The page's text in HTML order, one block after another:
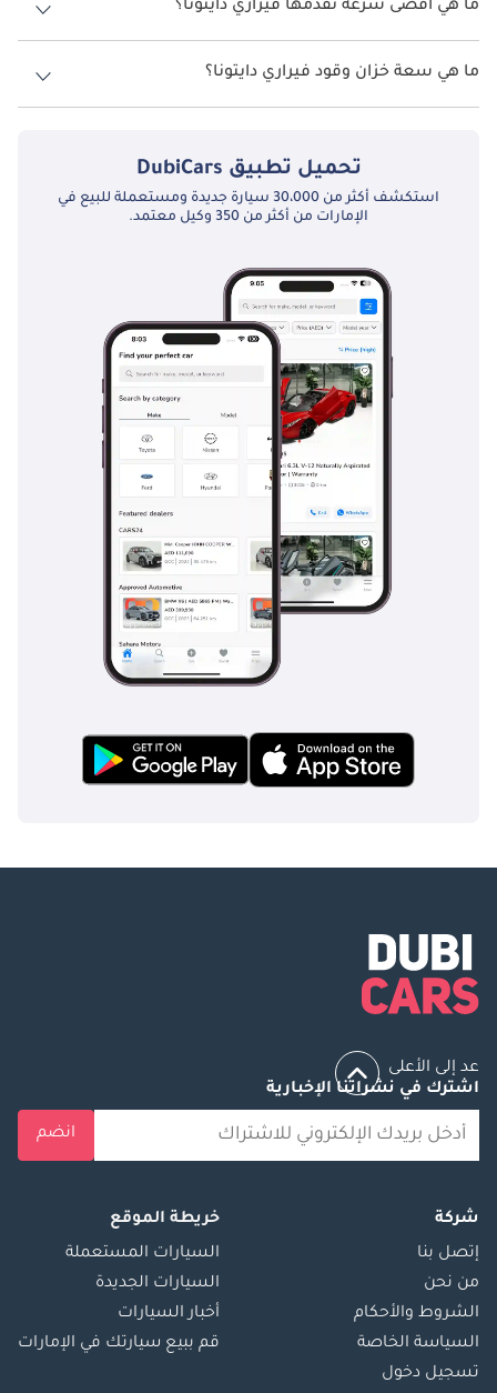
تعد الخدمة المنتظمة من قبل الفنيين المدربين أمرًا ضروريًا للحفاظ
البريطانية ومحرك V8 الذي يوفر موسيقى تصويرية مثيرة. إنه خيار
تي بي أداءً وتصميمًا عصريًا، مما يجعلها منافسًا هائلاً في سوق
ما هي أقصى سرعة تقدمها فيراري دايتونا؟
السرعة القصوى فيراري دايتونا هي TBD.
ما هي سعة خزان وقود فيراري دايتونا؟
تبلغ سعة خزان الوقود في فيراري دايتونا TBD.
تحميل تطبيق DubiCars
استكشف أكثر من 30،000 سيارة جديدة ومستعملة للبيع في
الإمارات من أكثر من 350 وكيل معتمد.
عد إلى الأعلى
اشترك في نشراتنا الإخبارية
انضم
شركة
إتصل بنا
من نحن
الشروط والأحكام
السياسة الخاصة
تسجيل دخول
خريطة الموقع
السيارات المستعملة
السيارات الجديدة
أخبار السيارات
قم ببيع سيارتك في الإمارات